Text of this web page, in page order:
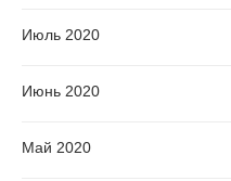
Июль 2020
Июнь 2020
Май 2020